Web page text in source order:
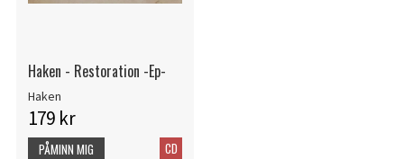
Haken - Restoration -Ep-
Haken
179 kr
CD
PÅMINN MIG